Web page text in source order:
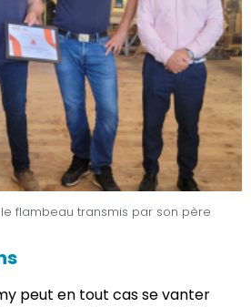
flambeau transmis par son père
peut en tout cas se vanter